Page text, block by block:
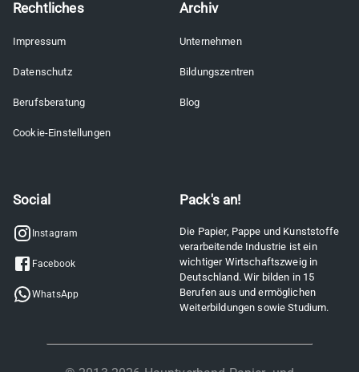
Rechtliches
Impressum
Datenschutz
Berufsberatung
Cookie-Einstellungen
Archiv
Unternehmen
Bildungszentren
Blog
Social
Instagram
Facebook
WhatsApp
Pack's an!
Die Papier, Pappe und Kunststoffe
verarbeitende Industrie ist ein
wichtiger Wirtschaftszweig in
Deutschland. Wir bilden in 15
Berufen aus und ermöglichen
Weiterbildungen sowie Studium.